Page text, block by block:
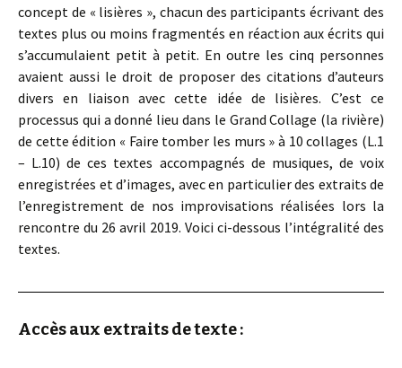
concept de « lisières », chacun des participants écrivant des
textes plus ou moins fragmentés en réaction aux écrits qui
s’accumulaient petit à petit. En outre les cinq personnes
avaient aussi le droit de proposer des citations d’auteurs
divers en liaison avec cette idée de lisières. C’est ce
processus qui a donné lieu dans le Grand Collage (la rivière)
de cette édition « Faire tomber les murs » à 10 collages (L.1
– L.10) de ces textes accompagnés de musiques, de voix
enregistrées et d’images, avec en particulier des extraits de
l’enregistrement de nos improvisations réalisées lors la
rencontre du 26 avril 2019. Voici ci-dessous l’intégralité des
textes.
Accès aux extraits de texte :